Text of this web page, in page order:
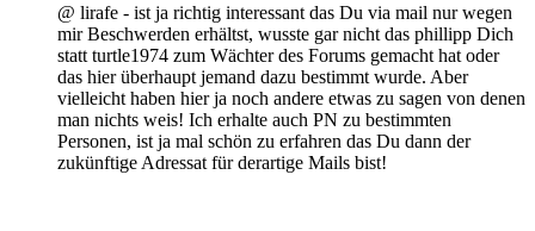
@ lirafe - ist ja richtig interessant das Du via mail nur wegen
mir Beschwerden erhältst, wusste gar nicht das phillipp Dich
statt turtle1974 zum Wächter des Forums gemacht hat oder
das hier überhaupt jemand dazu bestimmt wurde. Aber
vielleicht haben hier ja noch andere etwas zu sagen von denen
man nichts weis! Ich erhalte auch PN zu bestimmten
Personen, ist ja mal schön zu erfahren das Du dann der
zukünftige Adressat für derartige Mails bist!